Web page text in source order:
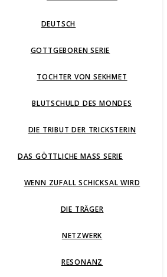
DEUTSCH
GOTTGEBOREN SERIE
TOCHTER VON SEKHMET
BLUTSCHULD DES MONDES
DIE TRIBUT DER TRICKSTERIN
DAS GÖTTLICHE MASS SERIE
WENN ZUFALL SCHICKSAL WIRD
DIE TRÄGER
NETZWERK
RESONANZ